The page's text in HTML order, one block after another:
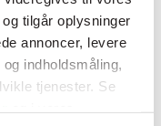
tilgår oplysninger
annoncer, levere
indholdsmåling,
tjenester. Se